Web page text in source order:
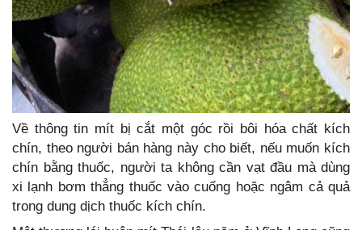
Về thông tin mít bị cắt một góc rồi bôi hóa chất kích
chín, theo người bán hàng này cho biết, nếu muốn kích
chín bằng thuốc, người ta không cần vạt đầu mà dùng
xi lạnh bơm thẳng thuốc vào cuống hoặc ngâm cả quả
trong dung dịch thuốc kích chín.